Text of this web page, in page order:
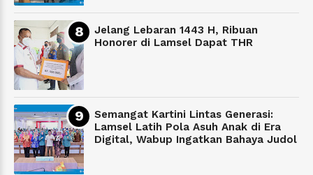
Jelang Lebaran 1443 H, Ribuan
Honorer di Lamsel Dapat THR
Semangat Kartini Lintas Generasi:
Lamsel Latih Pola Asuh Anak di Era
Digital, Wabup Ingatkan Bahaya Judol